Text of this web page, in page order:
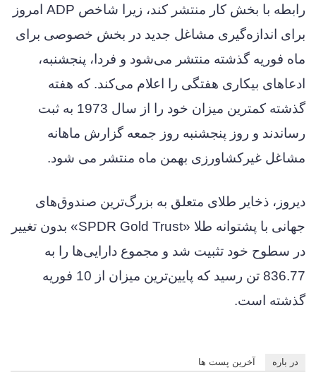
رابطه با بخش کار منتشر کند، زیرا شاخص ADP امروز
برای اندازه‌گیری مشاغل جدید در بخش خصوصی برای
ماه فوریه گذشته منتشر می‌شود و فردا، پنجشنبه،
ادعاهای بیکاری هفتگی را اعلام می‌کند. که هفته
گذشته کمترین میزان خود را از سال 1973 به ثبت
رساندند و روز پنجشنبه روز جمعه گزارش ماهانه
مشاغل غیرکشاورزی بهمن ماه منتشر می شود.
دیروز، ذخایر طلای متعلق به بزرگ‌ترین صندوق‌های
جهانی با پشتوانه طلا «SPDR Gold Trust» بدون تغییر
در سطوح خود تثبیت شد و مجموع دارایی‌ها را به
836.77 تن رسید که پایین‌ترین میزان از 10 فوریه
گذشته است.
در باره آخرین پست ها